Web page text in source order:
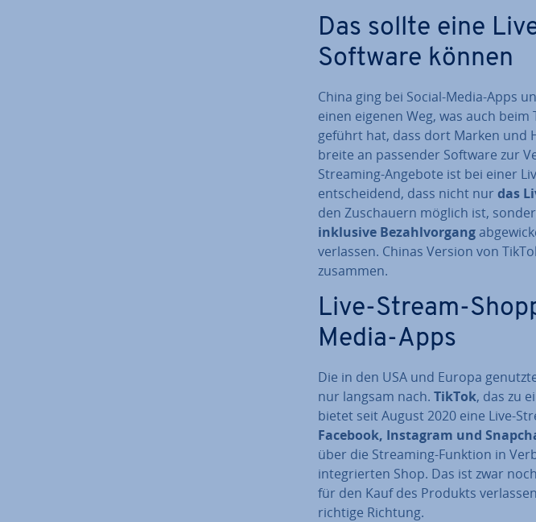
Das sollte eine
Software können
China ging bei Social-Media-Apps
einen eigenen Weg, was auch
geführt hat, dass dort Marken und
brei­te an passender Software zur
Streaming-Angebote ist bei einer
ent­schei­dend, dass nicht nur das
den Zu­schau­ern möglich ist,
inklusive Be­zahl­vor­gang
verlassen. Chinas Version von
zusammen.
Live-Stream-
Media-Apps
Die in den USA und Europa
nur langsam nach. TikTok, das zu
bietet seit August 2020 eine Live-
Facebook, Instagram und
über die Streaming-Funktion in
in­te­grier­ten Shop. Das ist zwar
für den Kauf des Produkts
richtige Richtung.